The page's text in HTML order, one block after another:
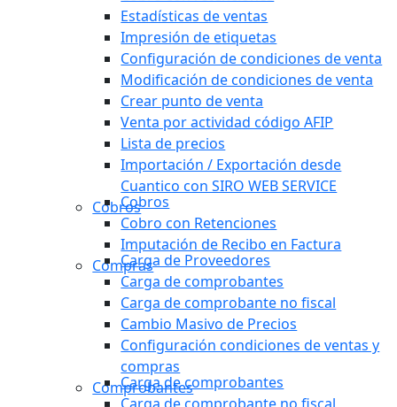
Estadísticas de ventas
Impresión de etiquetas
Configuración de condiciones de venta
Modificación de condiciones de venta
Crear punto de venta
Venta por actividad código AFIP
Lista de precios
Importación / Exportación desde
Cuantico con SIRO WEB SERVICE
CobrosCobros
Cobro con Retenciones
Imputación de Recibo en Factura
Compras
Carga de Proveedores
Carga de comprobantes
Carga de comprobante no fiscal
Cambio Masivo de Precios
Configuración condiciones de ventas y
compras
Comprobantes
Carga de comprobantes